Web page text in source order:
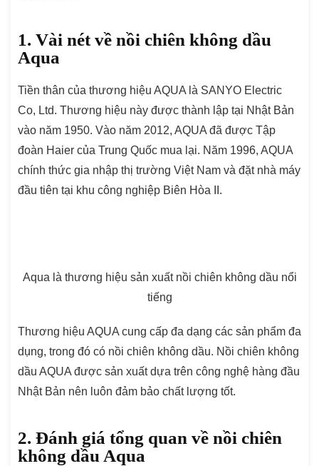
1. Vài nét về nồi chiên không dầu
Aqua
Tiền thân của thương hiệu AQUA là SANYO Electric
Co, Ltd. Thương hiệu này được thành lập tại Nhật Bản
vào năm 1950. Vào năm 2012, AQUA đã được Tập
đoàn Haier của Trung Quốc mua lại. Năm 1996, AQUA
chính thức gia nhập thị trường Việt Nam và đặt nhà máy
đầu tiên tại khu công nghiệp Biên Hòa II.
Aqua là thương hiệu sản xuất nồi chiên không dầu nổi
tiếng
Thương hiệu AQUA cung cấp đa dạng các sản phẩm đa
dụng, trong đó có nồi chiên không dầu. Nồi chiên không
dầu AQUA được sản xuất dựa trên công nghệ hàng đầu
Nhật Bản nên luôn đảm bảo chất lượng tốt.
2. Đánh giá tổng quan về nồi chiên
không dầu Aqua